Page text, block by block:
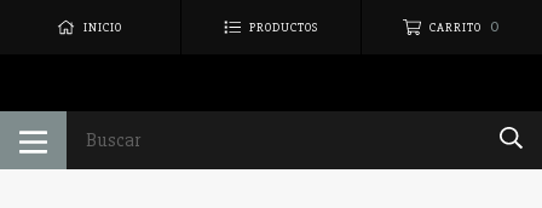
INICIO PRODUCTOS CARRITO 0